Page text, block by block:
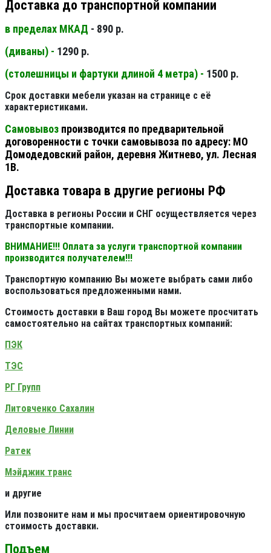
Доставка до транспортной компании
в пределах МКАД - 890 р.
(диваны) - 1290 р.
(столешницы и фартуки длиной 4 метра) - 1500 р.
Срок доставки мебели указан на странице с её
характеристиками.
Самовывоз производится по предварительной
договоренности с точки самовывоза по адресу: МО
Домодедовский район, деревня Житнево, ул. Лесная
1В.
Доставка товара в другие регионы РФ
Доставка в регионы России и СНГ осуществляется через
транспортные компании.
ВНИМАНИЕ!!! Оплата за услуги транспортной компании
производится получателем!!!
Транспортную компанию Вы можете выбрать сами либо
воспользоваться предложенными нами.
Стоимость доставки в Ваш город Вы можете просчитать
самостоятельно на сайтах транспортных компаний:
ПЭК
ТЭС
РГ Групп
Литовченко Сахалин
Деловые Линии
Ратек
Мэйджик транс
и другие
Или позвоните нам и мы просчитаем ориентировочную
стоимость доставки.
Подъем